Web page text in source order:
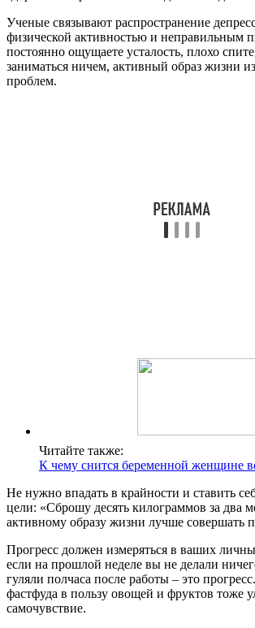
Ученые связывают распространение
физической активностью и неправильным
постоянно ощущаете усталость, плохо
заниматься ничем, активный образ жизни
проблем.
Читайте также:
К чему снится беременной женщине
Не нужно впадать в крайности и ставить
цели: «Сброшу десять килограммов за два
активному образу жизни лучше совершать
Прогресс должен измеряться в ваших
если на прошлой неделе вы не делали
гуляли полчаса после работы – это
фастфуда в пользу овощей и фруктов тоже
самочувствие.